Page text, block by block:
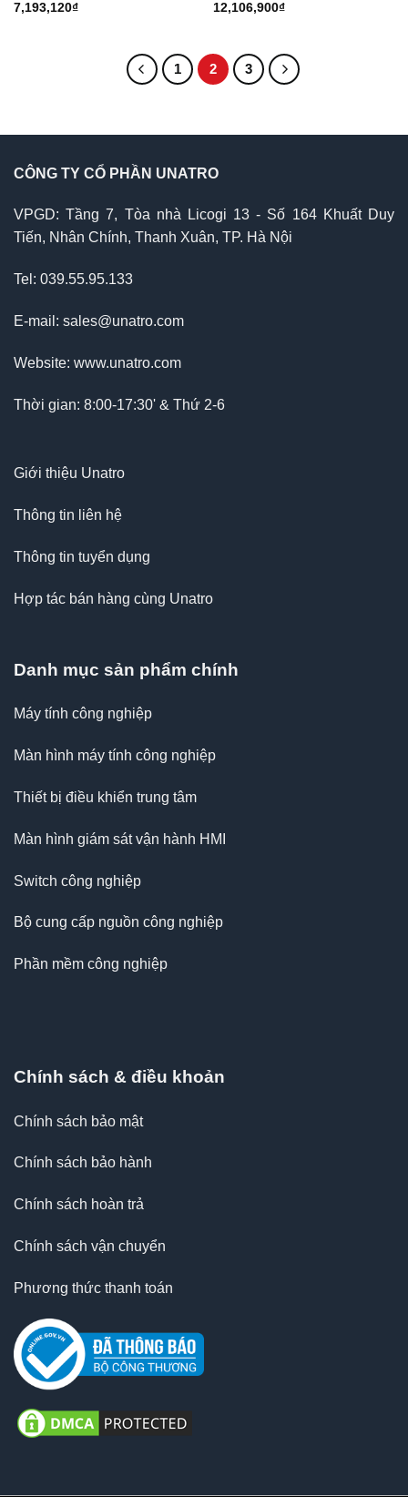
7,193,120₫
12,106,900₫
1 2 3
CÔNG TY CỔ PHẦN UNATRO
VPGD: Tầng 7, Tòa nhà Licogi 13 - Số 164 Khuất Duy
Tiến, Nhân Chính, Thanh Xuân, TP. Hà Nội
Tel: 039.55.95.133
E-mail: sales@unatro.com
Website: www.unatro.com
Thời gian: 8:00-17:30' & Thứ 2-6
Giới thiệu Unatro
Thông tin liên hệ
Thông tin tuyển dụng
Hợp tác bán hàng cùng Unatro
Danh mục sản phẩm chính
Máy tính công nghiệp
Màn hình máy tính công nghiệp
Thiết bị điều khiển trung tâm
Màn hình giám sát vận hành HMI
Switch công nghiệp
Bộ cung cấp nguồn công nghiệp
Phần mềm công nghiệp
Chính sách & điều khoản
Chính sách bảo mật
Chính sách bảo hành
Chính sách hoàn trả
Chính sách vận chuyển
Phương thức thanh toán